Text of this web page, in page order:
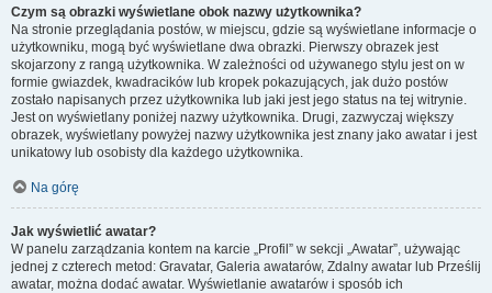
Czym są obrazki wyświetlane obok nazwy użytkownika?
Na stronie przeglądania postów, w miejscu, gdzie są wyświetlane informacje o
użytkowniku, mogą być wyświetlane dwa obrazki. Pierwszy obrazek jest
skojarzony z rangą użytkownika. W zależności od używanego stylu jest on w
formie gwiazdek, kwadracików lub kropek pokazujących, jak dużo postów
zostało napisanych przez użytkownika lub jaki jest jego status na tej witrynie.
Jest on wyświetlany poniżej nazwy użytkownika. Drugi, zazwyczaj większy
obrazek, wyświetlany powyżej nazwy użytkownika jest znany jako awatar i jest
unikatowy lub osobisty dla każdego użytkownika.
Na górę
Jak wyświetlić awatar?
W panelu zarządzania kontem na karcie „Profil” w sekcji „Awatar”, używając
jednej z czterech metod: Gravatar, Galeria awatarów, Zdalny awatar lub Prześlij
awatar, można dodać awatar. Wyświetlanie awatarów i sposób ich